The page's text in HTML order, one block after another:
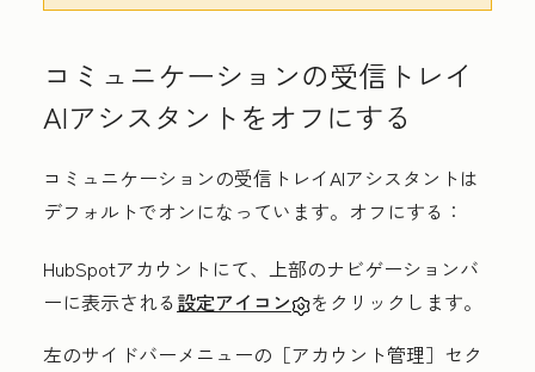
コミュニケーションの受信トレイ
AIアシスタントをオフにする
コミュニケーションの受信トレイAIアシスタントは
デフォルトでオンになっています。オフにする：
HubSpotアカウントにて、上部のナビゲーションバ
ーに表示される設定アイコン
をクリックします。
左のサイドバーメニューの［アカウント管理］ セク